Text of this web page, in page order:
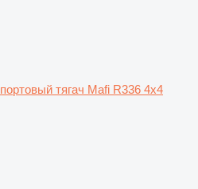
портовый тягач Mafi R336 4x4